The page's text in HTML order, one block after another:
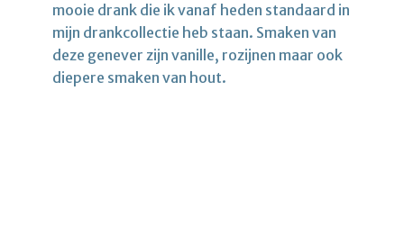
mooie drank die ik vanaf heden standaard in
mijn drankcollectie heb staan. Smaken van
deze genever zijn vanille, rozijnen maar ook
diepere smaken van hout.